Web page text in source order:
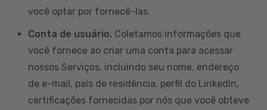
você optar por fornecê-las.
Conta de usuário. Coletamos informações que
você fornece ao criar uma conta para acessar
nossos Serviços, incluindo seu nome, endereço
de e-mail, país de residência, perfil do LinkedIn,
certificações fornecidas por nós que você obteve